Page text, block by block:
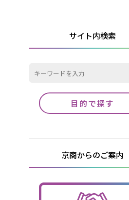
サイト内検索
目的で探す
京商からのご案内